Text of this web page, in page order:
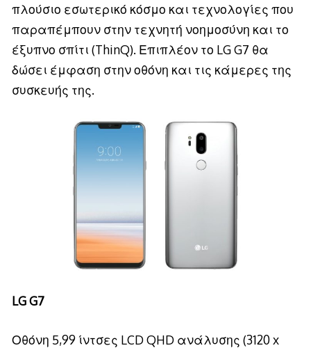
πλούσιο εσωτερικό κόσμο και τεχνολογίες που
παραπέμπουν στην τεχνητή νοημοσύνη και το
έξυπνο σπίτι (ThinQ). Επιπλέον το LG G7 θα
δώσει έμφαση στην οθόνη και τις κάμερες της
συσκευής της.
LG G7
Οθόνη 5,99 ίντσες LCD QHD ανάλυσης (3120 x